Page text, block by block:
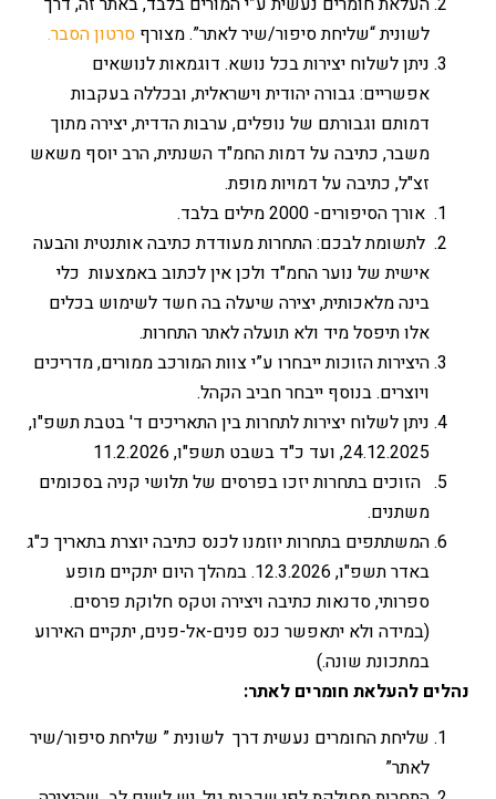
לשונית “שליחת סיפור/שיר לאתר”. מצורף סרטון הסבר.
ניתן לשלוח יצירות בכל נושא. דוגמאות לנושאים
אפשריים: גבורה יהודית וישראלית, ובכללה בעקבות
דמותם וגבורתם של נופלים, ערבות הדדית, יצירה מתוך
משבר, כתיבה על דמות החמ"ד השנתית, הרב יוסף משאש
זצ"ל, כתיבה על דמויות מופת.
אורך הסיפורים- 2000 מילים בלבד.
לתשומת לבכם: התחרות מעודדת כתיבה אותנטית והבעה
אישית של נוער החמ"ד ולכן אין לכתוב באמצעות כלי
בינה מלאכותית, יצירה שיעלה בה חשד לשימוש בכלים
אלו תיפסל מיד ולא תועלה לאתר התחרות.
היצירות הזוכות ייבחרו ע”י צוות המורכב ממורים, מדריכים
ויוצרים. בנוסף ייבחר חביב הקהל.
ניתן לשלוח יצירות לתחרות בין התאריכים ד' בטבת תשפ"ו,
24.12.2025, ועד כ"ד בשבט תשפ"ו, 11.2.2026
הזוכים בתחרות יזכו בפרסים של תלושי קניה בסכומים
משתנים.
המשתתפים בתחרות יוזמנו לכנס כתיבה יוצרת בתאריך כ"ג
באדר תשפ"ו, 12.3.2026. במהלך היום יתקיים מופע
ספרותי, סדנאות כתיבה ויצירה וטקס חלוקת פרסים.
(במידה ולא יתאפשר כנס פנים-אל-פנים, יתקיים האירוע
במתכונת שונה.)
נהלים להעלאת חומרים לאתר:
שליחת החומרים נעשית דרך לשונית ” שליחת סיפור/שיר
לאתר”